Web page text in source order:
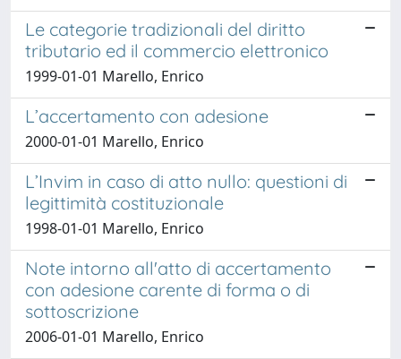
Le categorie tradizionali del diritto
tributario ed il commercio elettronico
1999-01-01 Marello, Enrico
L’accertamento con adesione
2000-01-01 Marello, Enrico
L’Invim in caso di atto nullo: questioni di
legittimità costituzionale
1998-01-01 Marello, Enrico
Note intorno all'atto di accertamento
con adesione carente di forma o di
sottoscrizione
2006-01-01 Marello, Enrico